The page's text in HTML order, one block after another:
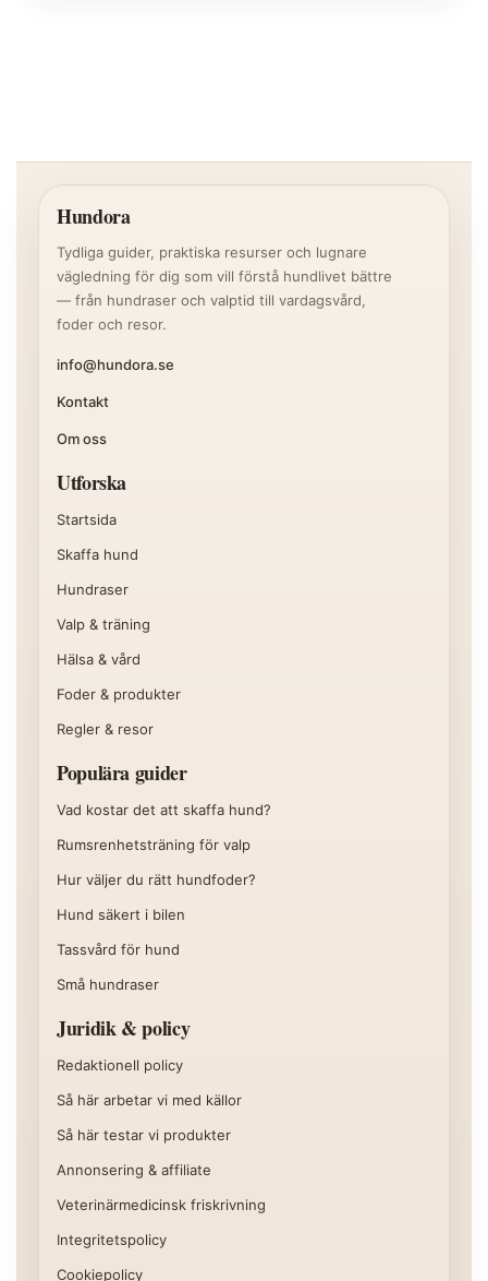
Hundora
Tydliga guider, praktiska resurser och lugnare
vägledning för dig som vill förstå hundlivet bättre
— från hundraser och valptid till vardagsvård,
foder och resor.
info@hundora.se
Kontakt
Om oss
Utforska
Startsida
Skaffa hund
Hundraser
Valp & träning
Hälsa & vård
Foder & produkter
Regler & resor
Populära guider
Vad kostar det att skaffa hund?
Rumsrenhetsträning för valp
Hur väljer du rätt hundfoder?
Hund säkert i bilen
Tassvård för hund
Små hundraser
Juridik & policy
Redaktionell policy
Så här arbetar vi med källor
Så här testar vi produkter
Annonsering & affiliate
Veterinärmedicinsk friskrivning
Integritetspolicy
Cookiepolicy